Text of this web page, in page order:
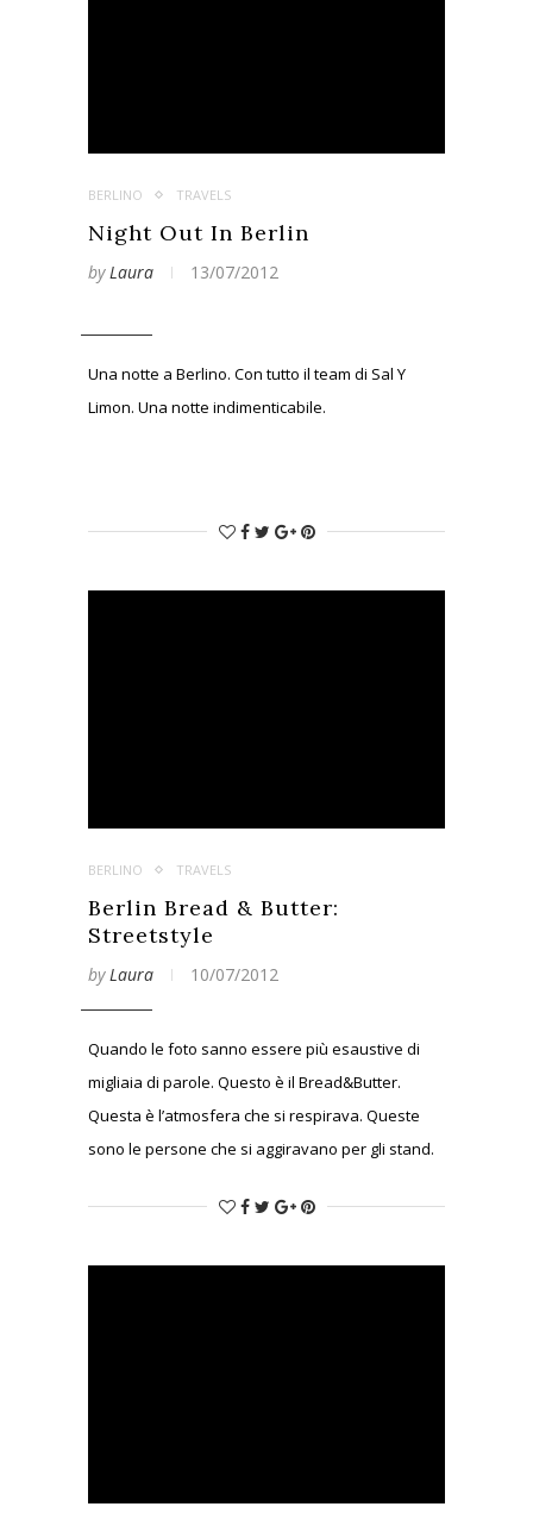
BERLINO TRAVELS
Night Out In Berlin
byLaura 13/07/2012
Una notte a Berlino. Con tutto il team di Sal Y
Limon. Una notte indimenticabile.
BERLINO TRAVELS
Berlin Bread & Butter:
Streetstyle
byLaura 10/07/2012
Quando le foto sanno essere più esaustive di
migliaia di parole. Questo è il Bread&Butter.
Questa è l’atmosfera che si respirava. Queste
sono le persone che si aggiravano per gli stand.